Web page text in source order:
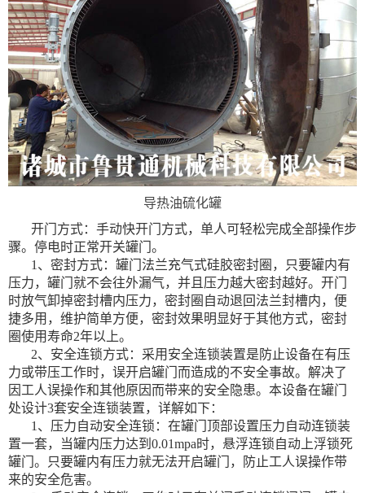
导热油硫化罐
开门方式：手动快开门方式，单人可轻松完成全部操作步
骤。停电时正常开关罐门。
1、密封方式：罐门法兰充气式硅胶密封圈，只要罐内有
压力，罐门就不会往外漏气，并且压力越大密封越好。开门
时放气卸掉密封槽内压力，密封圈自动退回法兰封槽内，便
捷多用，维护简单方便，密封效果明显好于其他方式，密封
圈使用寿命2年以上。
2、安全连锁方式：采用安全连锁装置是防止设备在有压
力或带压工作时，误开启罐门而造成的不安全事故。解决了
因工人误操作和其他原因而带来的安全隐患。本设备在罐门
处设计3套安全连锁装置，详解如下：
1、压力自动安全连锁：在罐门顶部设置压力自动连锁装
置一套，当罐内压力达到0.01mpa时，悬浮连锁自动上浮锁死
罐门。只要罐内有压力就无法开启罐门，防止工人误操作带
来的安全危害。
扫描微信二维码